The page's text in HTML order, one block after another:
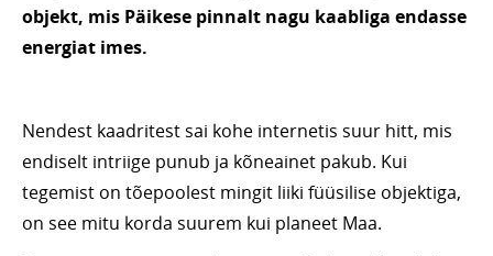
objekt, mis Päikese pinnalt nagu kaabliga endasse
energiat imes.
Nendest kaadritest sai kohe internetis suur hitt, mis
endiselt intriige punub ja kõneainet pakub. Kui
tegemist on tõepoolest mingit liiki füüsilise objektiga,
on see mitu korda suurem kui planeet Maa.